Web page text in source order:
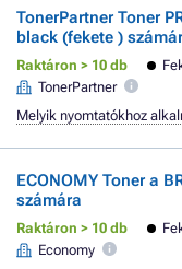
TonerPartner Toner
black (fekete )
Raktáron > 10 db
TonerPartner
Melyik nyomtatókhoz
ECONOMY Toner a
számára
Raktáron > 10 db
Economy